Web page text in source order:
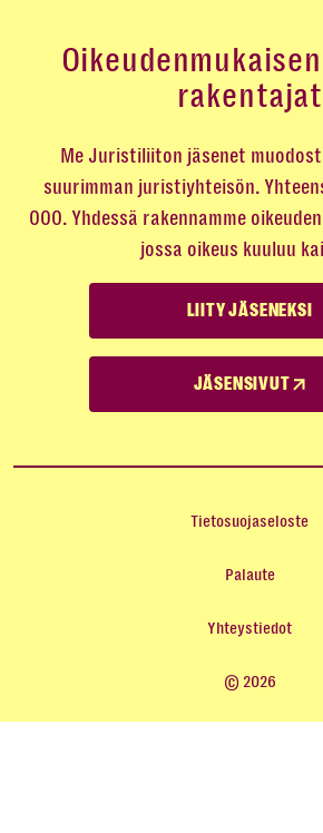
rakentajat
Me Juristiliiton jäsenet
suurimman juristiyhteisön.
000. Yhdessä rakennamme
jossa oikeus kuuluu
LIITY JÄSENEKSI
JÄSENSIVUT
Tietosuojaseloste
Palaute
Yhteystiedot
© 2026